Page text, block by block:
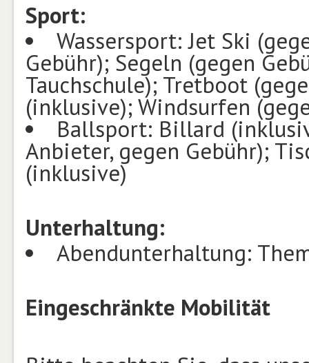
Sport:
Wassersport: Jet Ski
Gebühr); Segeln (gegen
Tauchschule); Tretboot
(inklusive); Windsurfen
Ballsport: Billard
Anbieter, gegen Gebühr);
(inklusive)
Unterhaltung:
Abendunterhaltung:
Eingeschränkte Mobilität